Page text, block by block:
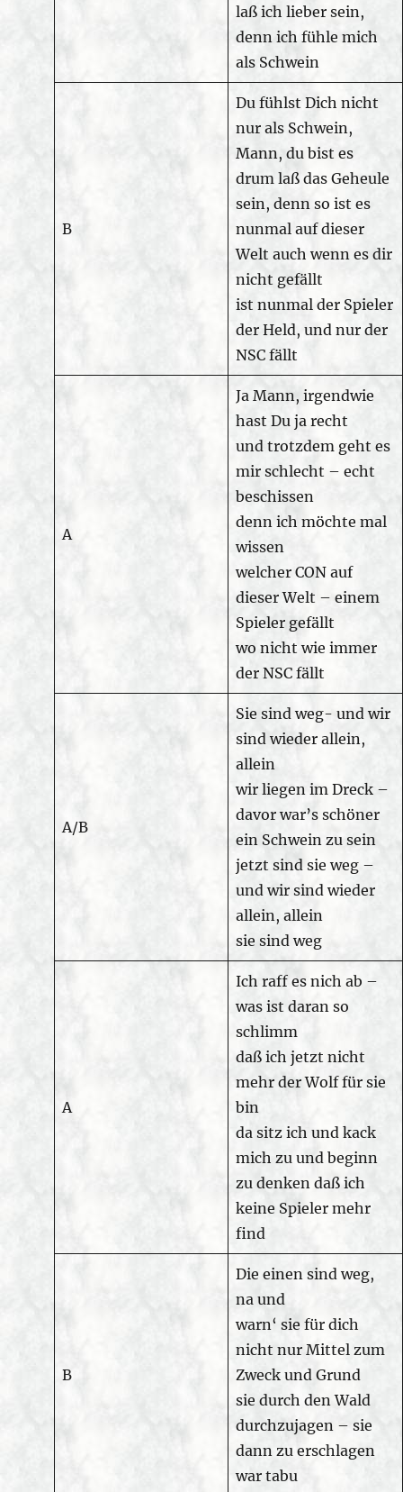
laß ich lieber sein,
denn ich fühle mich
als Schwein
B
Du fühlst Dich nicht
nur als Schwein,
Mann, du bist es
drum laß das Geheule
sein, denn so ist es
nunmal auf dieser
Welt auch wenn es dir
nicht gefällt
ist nunmal der Spieler
der Held, und nur der
NSC fällt
A
Ja Mann, irgendwie
hast Du ja recht
und trotzdem geht es
mir schlecht – echt
beschissen
denn ich möchte mal
wissen
welcher CON auf
dieser Welt – einem
Spieler gefällt
wo nicht wie immer
der NSC fällt
A/B
Sie sind weg- und wir
sind wieder allein,
allein
wir liegen im Dreck –
davor war’s schöner
ein Schwein zu sein
jetzt sind sie weg –
und wir sind wieder
allein, allein
sie sind weg
A
Ich raff es nich ab –
was ist daran so
schlimm
daß ich jetzt nicht
mehr der Wolf für sie
bin
da sitz ich und kack
mich zu und beginn
zu denken daß ich
keine Spieler mehr
find
B
Die einen sind weg,
na und
warn‘ sie für dich
nicht nur Mittel zum
Zweck und Grund
sie durch den Wald
durchzujagen – sie
dann zu erschlagen
war tabu